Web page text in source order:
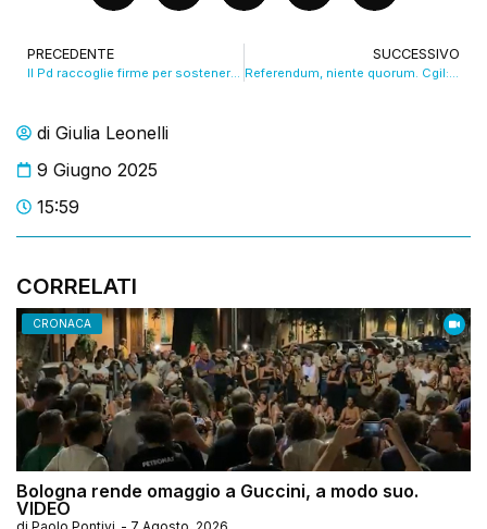
di Giulia Leonelli
9 Giugno 2025
15:59
CORRELATI
CRONACA
Bologna rende omaggio a Guccini, a modo suo.
VIDEO
PRECEDENTE
Il Pd raccoglie firme per sostenere il Pilastro. VIDEO
SUCCESSIVO
Referendum, niente quorum. Cgil: “Lavoro rimesso al centro della riflessione”.VIDEO